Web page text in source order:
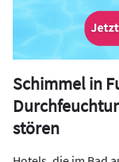
Schimmel in
stören